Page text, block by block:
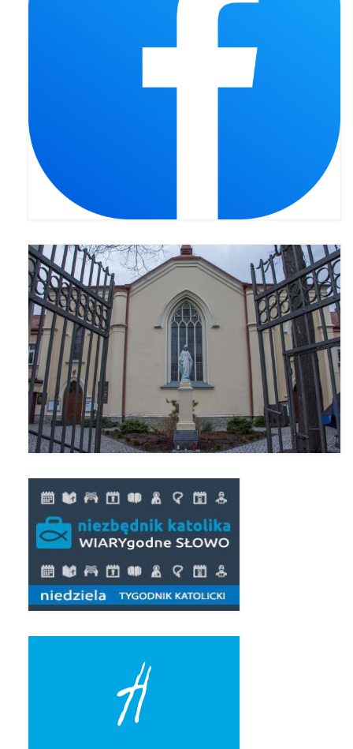
Galerie 2021
Odpust 2021
Kościół Stacyjny Wielkiego Postu 2021
Pierwsza Komunia Święta
Pierwsza Komunia Święta – Grupa 1
Pierwsza Komunia Święta – Grupa 2
Pierwsza Komunia Święta – Grupa 3
Boże Ciało
Uroczystość Św. Jakuba Apostoła 2020
Wizytacja Kanoniczna 21.06.2020
Boże Ciało 2020
Opłatek Wspólnot Parafialnych
Galerie 2019
Pasterka 2019